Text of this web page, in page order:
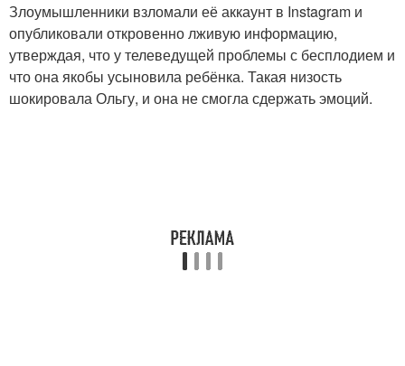
Злоумышленники взломали её аккаунт в Instagram и
опубликовали откровенно лживую информацию,
утверждая, что у телеведущей проблемы с бесплодием и
что она якобы усыновила ребёнка. Такая низость
шокировала Ольгу, и она не смогла сдержать эмоций.